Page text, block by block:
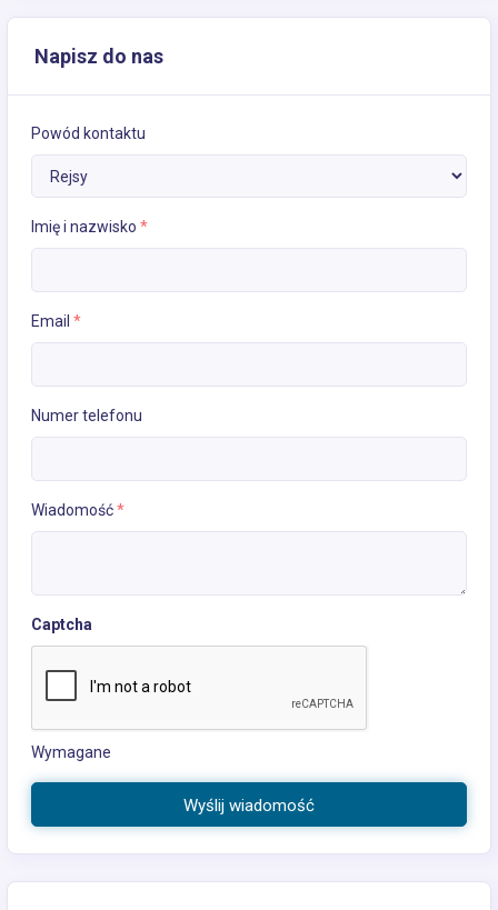
Napisz do nas
Powód kontaktu
Imię i nazwisko *
Email *
Numer telefonu
Wiadomość*
Captcha
Wymagane
Wyślij wiadomość